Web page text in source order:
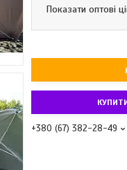
Показати оптові
+380 (67) 382-28-49